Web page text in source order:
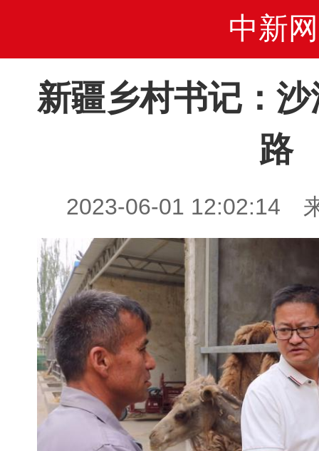
中新网
新疆乡村书记：
路
2023-06-01 12:02:14